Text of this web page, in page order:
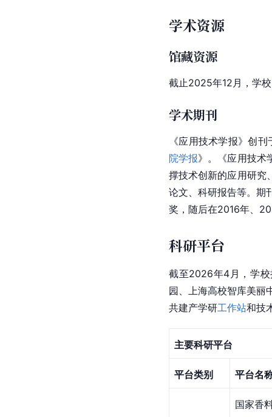
学术资源
馆藏资源
截止2025年12月，学
学术期刊
《应用技术学报》创
院学报》。《应用技术
撑技术创新的应用研究
论文、科研报告等。期
奖，随后在2016年、
科研平台
截至2026年4月，学
园、上海高校智库美丽
共建产学研工作站和技
主要科研平台
平台类别 平台名
国家香